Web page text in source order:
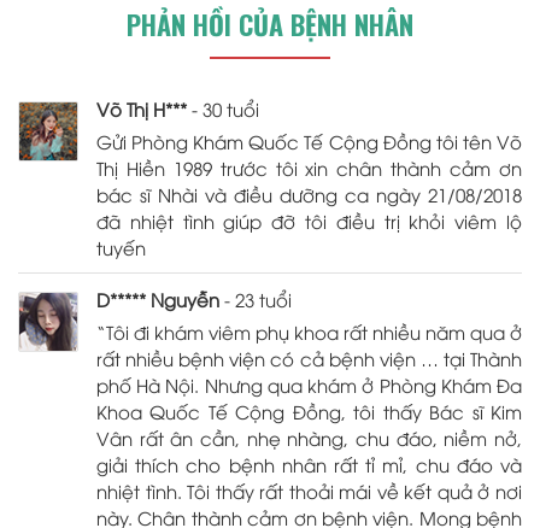
PHẢN HỒI CỦA BỆNH NHÂN
Võ Thị H*** - 30 tuổi
Gửi Phòng Khám Quốc Tế Cộng Đồng tôi tên Võ
Thị Hiền 1989 trước tôi xin chân thành cảm ơn
bác sĩ Nhài và điều dưỡng ca ngày 21/08/2018
đã nhiệt tình giúp đỡ tôi điều trị khỏi viêm lộ
tuyến
D***** Nguyễn - 23 tuổi
“Tôi đi khám viêm phụ khoa rất nhiều năm qua ở
rất nhiều bệnh viện có cả bệnh viện … tại Thành
phố Hà Nội. Nhưng qua khám ở Phòng Khám Đa
Khoa Quốc Tế Cộng Đồng, tôi thấy Bác sĩ Kim
Vân rất ân cần, nhẹ nhàng, chu đáo, niềm nở,
giải thích cho bệnh nhân rất tỉ mỉ, chu đáo và
nhiệt tình. Tôi thấy rất thoải mái về kết quả ở nơi
này. Chân thành cảm ơn bệnh viện. Mong bệnh